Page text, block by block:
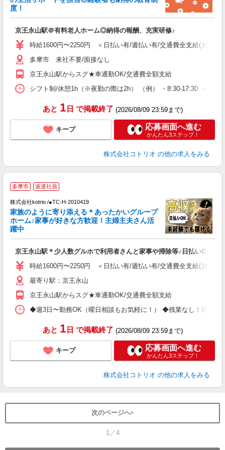
度！
京王永山駅＠有料老人ホーム◎納得の報酬、充実研修♪
時給1600円〜2250円 ＜日払い有/週払い有/交通費全支給(ガソリ
多摩市 来社不要/面接なし
京王永山駅からスグ★車通勤OK/交通費全額支給
シフト制/休憩1h（※夜勤の際は2h） （例） ・8:30-17:30 ・
あと 1日 で掲載終了 (2026/08/09 23:59まで)
キープ 応募画面へ進む
かんたん3ステップ！
株式会社コトリオ の他の求人をみる
多摩市 派遣社員
株式会社kotrio /●TC-H-2010419
家族のように寄り添える＊あったかいグループ
ホーム♪家事が好きな方歓迎！主婦主夫さん活
躍中
京王永山駅＊少人数グルホで利用者さんと家事や掃除等♪日払いOK
時給1600円〜2250円 ＜日払い有/週払い有/交通費全支給(ガソリ
最寄り駅：京王永山
京王永山駅からスグ★車通勤OK/交通費全額支給
◆週3日〜勤務OK（曜日相談もお気軽に！） ◆残業なし！日勤の
あと 1日 で掲載終了 (2026/08/09 23:59まで)
キープ 応募画面へ進む
かんたん3ステップ！
株式会社コトリオ の他の求人をみる
次のページへ
1／4